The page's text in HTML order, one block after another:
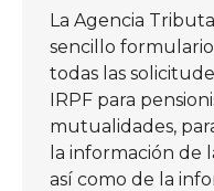
La Agencia
sencillo
todas las
IRPF para
mutualidades,
la información de
así como de la